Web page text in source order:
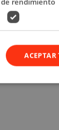
relajarse y
ACEPTAR